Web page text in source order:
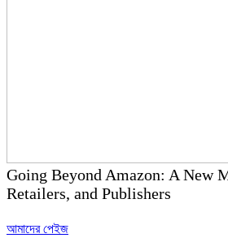
Going Beyond Amazon: A New
Retailers, and Publishers
আমাদের পেইজ